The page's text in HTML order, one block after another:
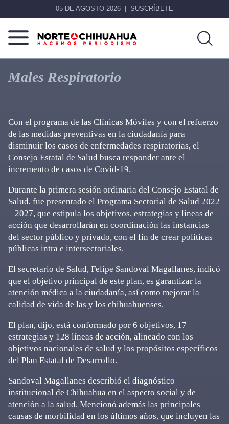
05 DE AGOSTO 2026 SUSCRÍBETE
Norte
Chihuahua
Más
que
noticias,
Males Respiratorio
Con el programa de las Clínicas Móviles y con el refuerzo
de las medidas preventivas en la ciudadanía para
disminuir los casos de enfermedades respiratorias, el
Consejo Estatal de Salud busca responder ante el
incremento de casos de Covid-19.
Durante la primera sesión ordinaria del Consejo Estatal de
Salud, fue presentado el Programa Sectorial de Salud 2022
– 2027, que estipula los objetivos, estrategias y líneas de
acción que desarrollarán en coordinación las instancias
del sector público y privado, con el fin de crear políticas
públicas intra e intersectoriales.
El secretario de Salud, Felipe Sandoval Magallanes, indicó
que el objetivo principal de este plan, es garantizar la
atención médica a la ciudadanía, así como mejorar la
calidad de vida de las y los chihuahuenses.
El plan, dijo, está conformado por 6 objetivos, 17
estrategias y 128 líneas de acción, alineado con los
objetivos nacionales de salud y los propósitos específicos
del Plan Estatal de Desarrollo.
Sandoval Magallanes describió el diagnóstico
institucional de Chihuahua en el aspecto social y de
atención a la salud. Mencionó además las principales
causas de morbilidad en los últimos años, que incluyen las